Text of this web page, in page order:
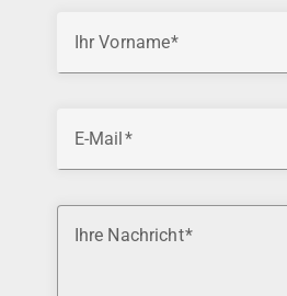
Ihr Vorname
E-Mail
Ihre Nachricht